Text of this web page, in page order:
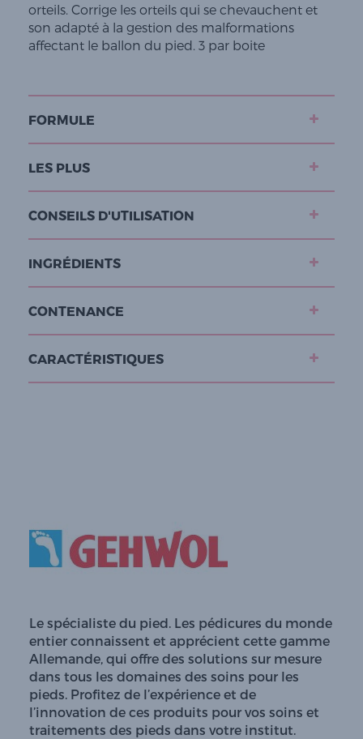
orteils. Corrige les orteils qui se chevauchent et
son adapté à la gestion des malformations
affectant le ballon du pied. 3 par boite
FORMULE
LES PLUS
CONSEILS D'UTILISATION
INGRÉDIENTS
CONTENANCE
CARACTÉRISTIQUES
Le spécialiste du pied. Les pédicures du monde
entier connaissent et apprécient cette gamme
Allemande, qui offre des solutions sur mesure
dans tous les domaines des soins pour les
pieds. Profitez de l’expérience et de
l’innovation de ces produits pour vos soins et
traitements des pieds dans votre institut.